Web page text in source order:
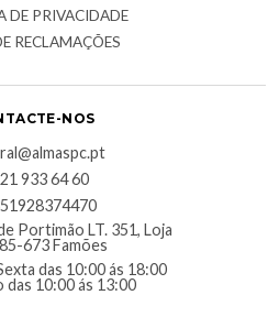
DE PRIVACIDADE
RECLAMAÇÕES
NOS
21 933 64 60
Portimão LT. 351, Loja
673 Famões
das 10:00 ás 18:00
das 10:00 ás 13:00